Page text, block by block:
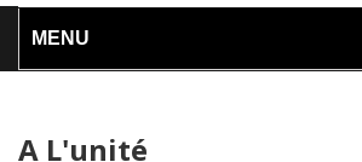
MENU
A L'unité